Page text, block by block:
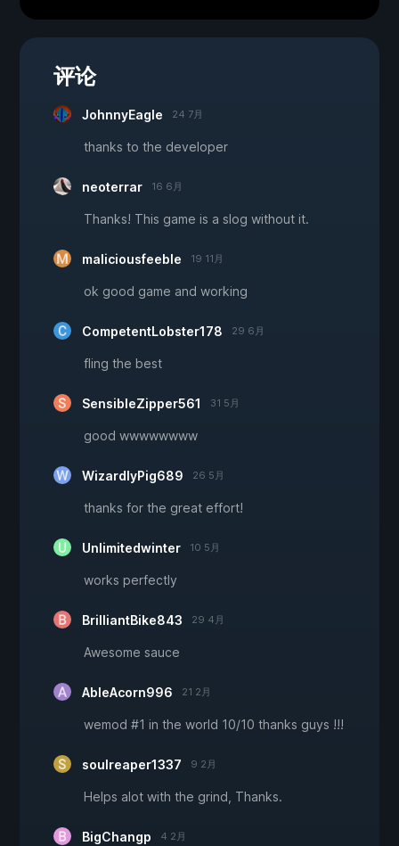
评论
JohnnyEagle 24 7月
thanks to the developer
neoterrar 16 6月
Thanks! This game is a slog without it.
maliciousfeeble 19 11月
ok good game and working
CompetentLobster178 29 6月
fling the best
SensibleZipper561 31 5月
good wwwwwwww
WizardlyPig689 26 5月
thanks for the great effort!
Unlimitedwinter 10 5月
works perfectly
BrilliantBike843 29 4月
Awesome sauce
AbleAcorn996 21 2月
wemod #1 in the world 10/10 thanks guys !!!
soulreaper1337 9 2月
Helps alot with the grind, Thanks.
BigChangp 4 2月